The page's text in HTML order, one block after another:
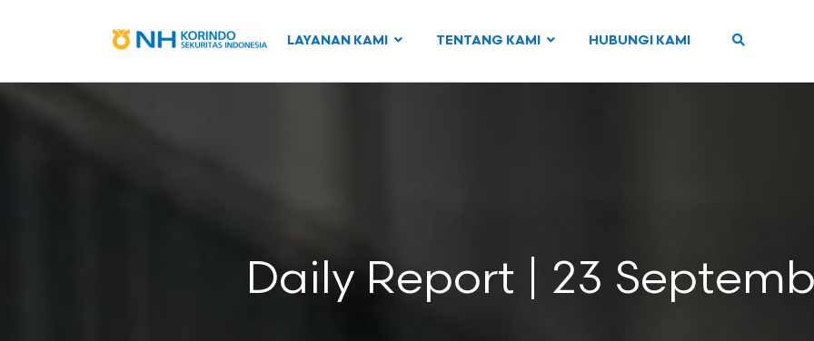
LAYANAN KAMI TENTANG KAMI HUBUNGI KAMI
Daily Report | 23